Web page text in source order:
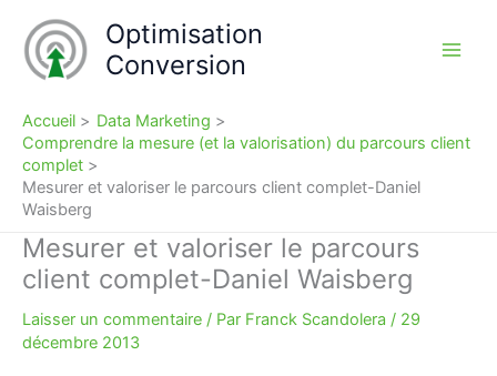
contenu
Optimisation
Conversion
Accueil
Data Marketing
Comprendre la mesure (et la valorisation) du parcours client
complet
Mesurer et valoriser le parcours client complet-Daniel
Waisberg
Mesurer et valoriser le parcours
client complet-Daniel Waisberg
Laisser un commentaire / Par Franck Scandolera / 29
décembre 2013